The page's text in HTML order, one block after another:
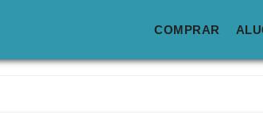
COMPRAR